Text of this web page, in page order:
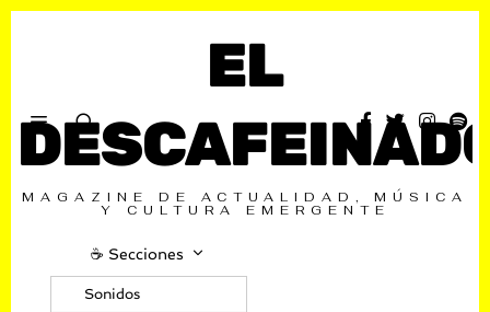
EL
MAGAZINE DE ACTUALIDAD, MÚSICA
Y CULTURA EMERGENTE
☕️ Secciones
Sonidos